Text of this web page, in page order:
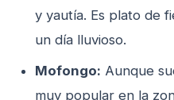
y yautía. Es plato de
un día lluvioso.
Mofongo: Aunque
muy popular en la